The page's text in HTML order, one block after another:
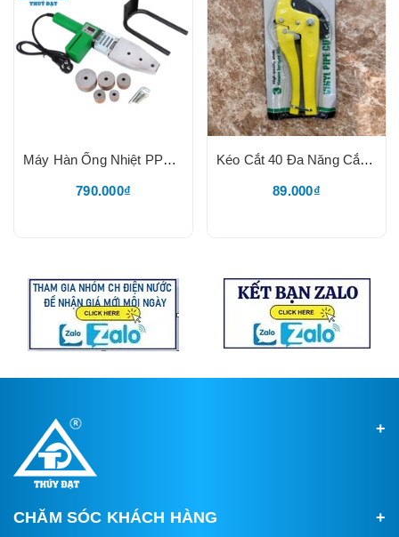
Máy Hàn Ống Nhiệt PPR 20-63, Tự Động Hiện Thị Nhiệt Độ, 800W/1000W, 3 Lỗ Cắm Cối
790.000₫
Kéo Cắt 40 Đa Năng Cắt Ống PPR , PVC, PE, Chất Liệu Sắt, Bền (loại 2)
89.000₫
CHĂM SÓC KHÁCH HÀNG